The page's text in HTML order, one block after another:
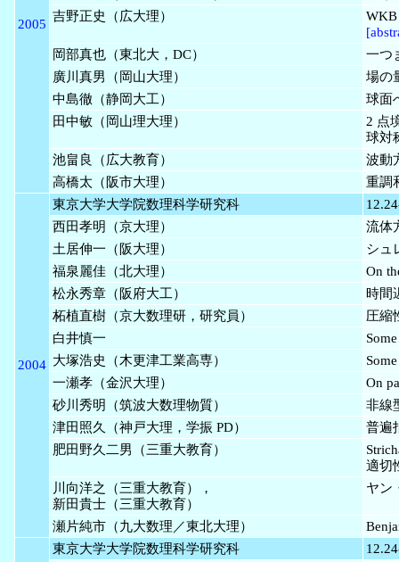
2005
吉野正史（広大理）
岡部真也（東北大，DC）
一つ
廣川真男（岡山大理）
場の
中島徹（静岡大工）
球面
田中敏（岡山理大理）
2 点
球対
池畠良（広大教育）
波動
高橋太（阪市大理）
重調
2004
東京大学大学院数理科学研究科
西田孝明（京大理）
流体
土居伸一（阪大理）
シュ
福泉麗佳（北大理）
On
松永秀章（阪府大工）
時間
柘植直樹（京大数理研，研究員）
圧縮
白井慎一
大塚浩史（木更津工業高専）
一瀬孝（金沢大理）
On
砂川秀明（筑波大数理物質）
非線
津田照久（神戸大理，学振 PD）
普遍
肥田野久二男（三重大教育）
適切
川向洋之（三重大教育），
新田貴士（三重大教育）
ヤン
瀬片純市（九大数理／東北大理）
東京大学大学院数理科学研究科